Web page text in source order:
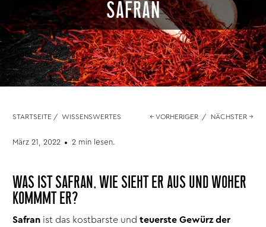
SAFRAN
STARTSEITE / WISSENSWERTES ← VORHERIGER / NÄCHSTER →
März 21, 2022 2 min lesen.
WAS IST SAFRAN, WIE SIEHT ER AUS UND WOHER
KOMMMT ER?
Safran ist das kostbarste undteuerste Gewürz der